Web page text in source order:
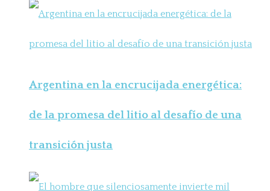
Argentina en la encrucijada energética:
de la promesa del litio al desafío de una
transición justa